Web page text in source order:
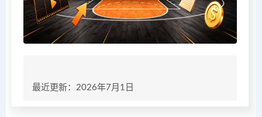
最近更新：2026年7月1日